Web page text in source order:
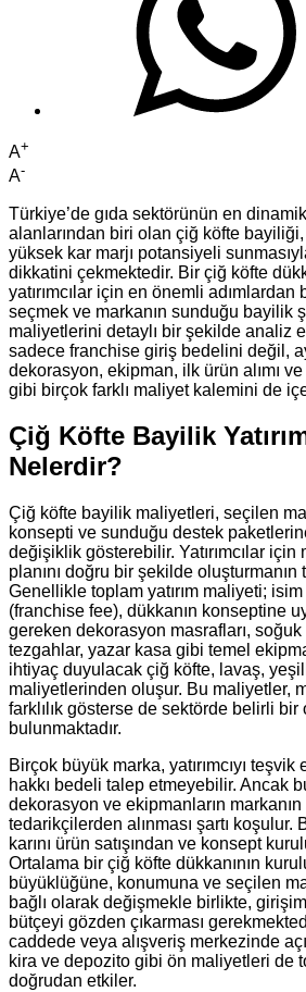
A+
A-
Türkiye’de gıda sektörünün en
alanlarından biri olan çiğ köfte
yüksek kar marjı potansiyeli
dikkatini çekmektedir. Bir çiğ köfte
yatırımcılar için en önemli adımlardan
seçmek ve markanın sunduğu bayilik
maliyetlerini detaylı bir şekilde analiz
sadece franchise giriş bedelini değil,
dekorasyon, ekipman, ilk ürün alımı
gibi birçok farklı maliyet kalemini de
Çiğ Köfte Bayilik
Nelerdir?
Çiğ köfte bayilik maliyetleri, seçilen
konsepti ve sunduğu destek
değişiklik gösterebilir. Yatırımcılar
planını doğru bir şekilde
Genellikle toplam yatırım maliyeti;
(franchise fee), dükkanın konseptine
gereken dekorasyon masrafları, soğuk
tezgahlar, yazar kasa gibi temel
ihtiyaç duyulacak çiğ köfte, lavaş,
maliyetlerinden oluşur. Bu maliyetler,
farklılık gösterse de sektörde belirli bir
bulunmaktadır.
Birçok büyük marka, yatırımcıyı
hakkı bedeli talep etmeyebilir. Ancak
dekorasyon ve ekipmanların
tedarikçilerden alınması şartı koşulur.
karını ürün satışından ve konsept
Ortalama bir çiğ köfte dükkanının
büyüklüğüne, konumuna ve seçilen
bağlı olarak değişmekle birlikte,
bütçeyi gözden çıkarması
caddede veya alışveriş merkezinde
kira ve depozito gibi ön maliyetleri de
doğrudan etkiler.